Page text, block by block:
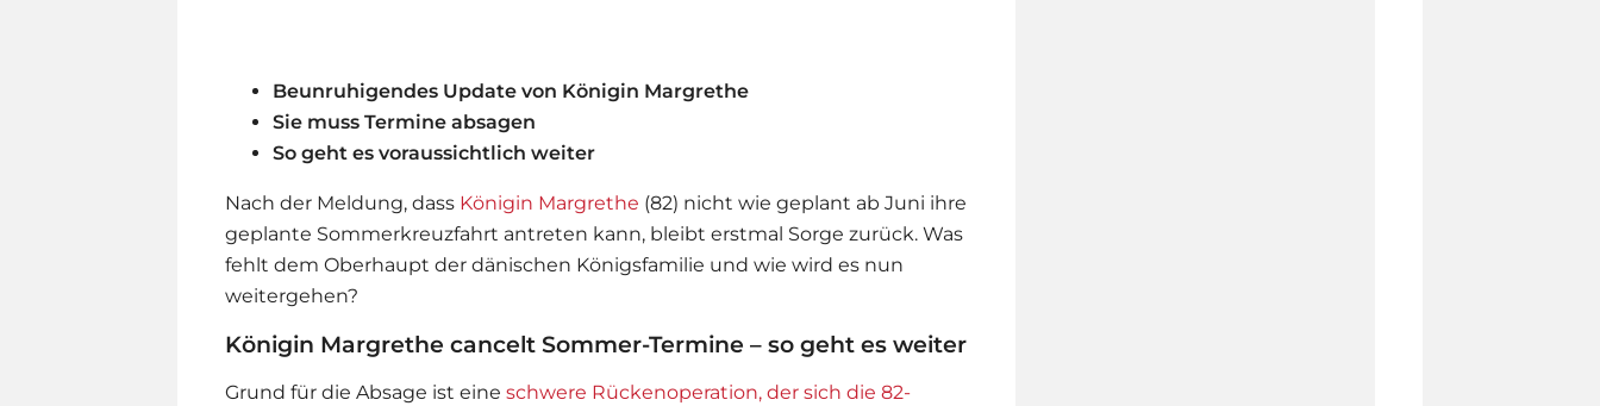
Beunruhigendes Update von Königin Margrethe
Sie muss Termine absagen
So geht es voraussichtlich weiter
Nach der Meldung, dass Königin Margrethe (82) nicht wie geplant ab Juni ihre
geplante Sommerkreuzfahrt antreten kann, bleibt erstmal Sorge zurück. Was
fehlt dem Oberhaupt der dänischen Königsfamilie und wie wird es nun
weitergehen?
Königin Margrethe cancelt Sommer-Termine – so geht es weiter
Grund für die Absage ist eine schwere Rückenoperation, der sich die 82-